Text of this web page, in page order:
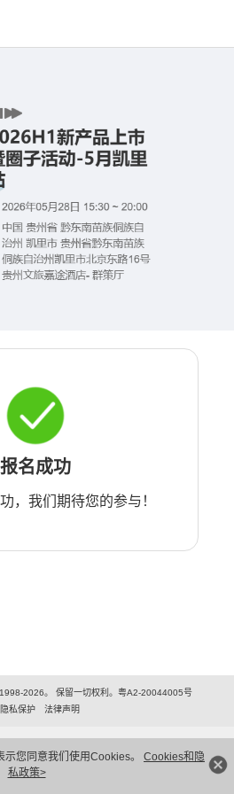
您同意我们使用Cookies。 Cookies和隐
私政策>
报名成功
，我们期待您的参与！
2026。 保留一切权利。粤A2-20044005号
隐私保护
法律声明